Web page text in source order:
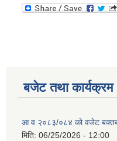
बजेट तथा कार्यक्रम
आ व २०८३/०८४ को वजेट बक्तब्य
मिति: 06/25/2026 - 12:00